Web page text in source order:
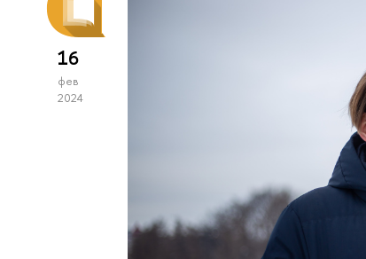
16
фев
2024